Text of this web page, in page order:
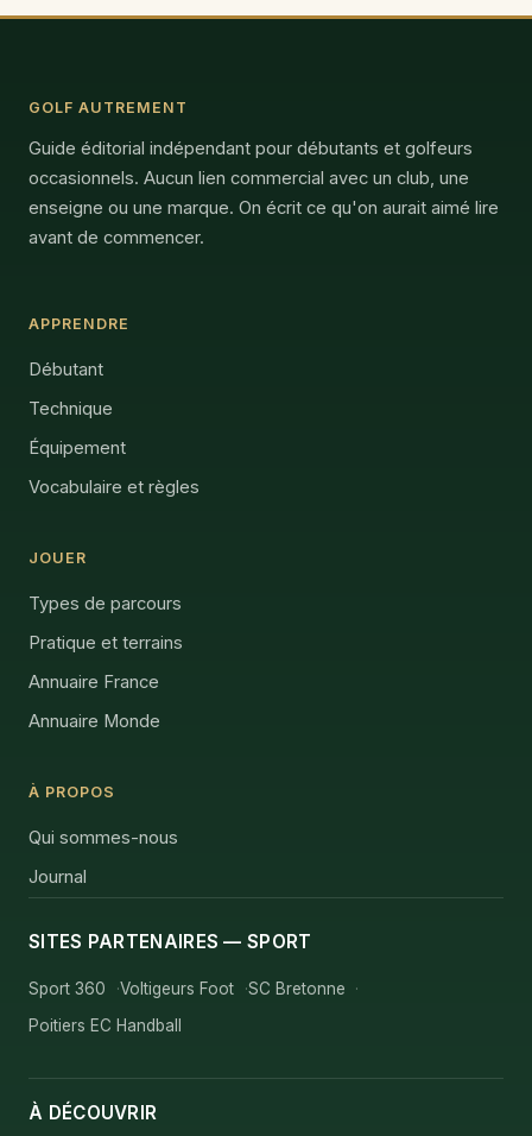
GOLF AUTREMENT
Guide éditorial indépendant pour débutants et golfeurs
occasionnels. Aucun lien commercial avec un club, une
enseigne ou une marque. On écrit ce qu'on aurait aimé lire
avant de commencer.
APPRENDRE
Débutant
Technique
Équipement
Vocabulaire et règles
JOUER
Types de parcours
Pratique et terrains
Annuaire France
Annuaire Monde
À PROPOS
Qui sommes-nous
Journal
SITES PARTENAIRES — SPORT
Sport 360 Voltigeurs Foot
SC Bretonne
Poitiers EC Handball
À DÉCOUVRIR